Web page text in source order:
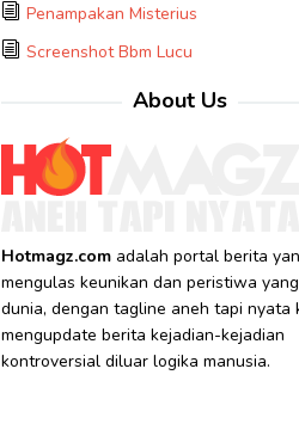
Penampakan Misterius
Screenshot Bbm Lucu
About Us
Hotmagz.comadalah portal berita
mengulas keunikan dan peristiwa
dunia, dengan tagline aneh tapi nyata
mengupdate berita kejadian-kejadian
kontroversial diluar logika manusia.